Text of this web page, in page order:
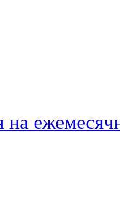
на